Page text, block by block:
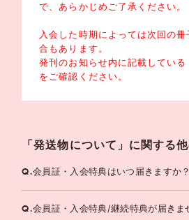
で、あらかじめご了承ください。
入会した時期によっては次回の
合もあります。
発刊のお知らせ内に記載している
をご確認ください。
「発送物について」に関する
Q.会員証・入会特典はいつ届きますか？
Q.会員証・入会特典/継続特典が届きま